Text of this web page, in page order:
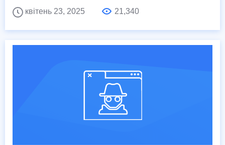
квітень 23, 2025 21,340